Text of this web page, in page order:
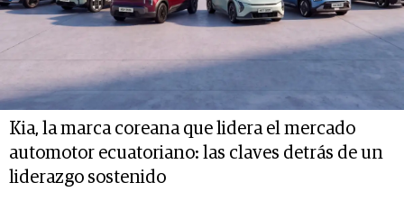
Kia, la marca coreana que lidera el mercado
automotor ecuatoriano: las claves detrás de un
liderazgo sostenido